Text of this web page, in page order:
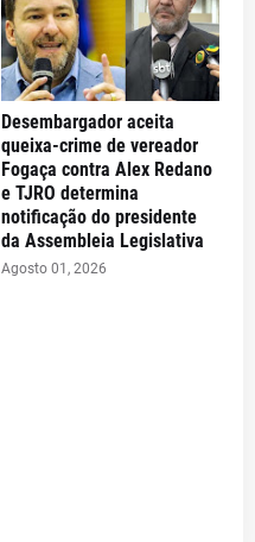
Desembargador aceita
queixa-crime de vereador
Fogaça contra Alex Redano
e TJRO determina
notificação do presidente
da Assembleia Legislativa
Agosto 01, 2026